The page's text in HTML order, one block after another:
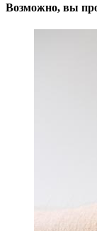
Возможно, вы